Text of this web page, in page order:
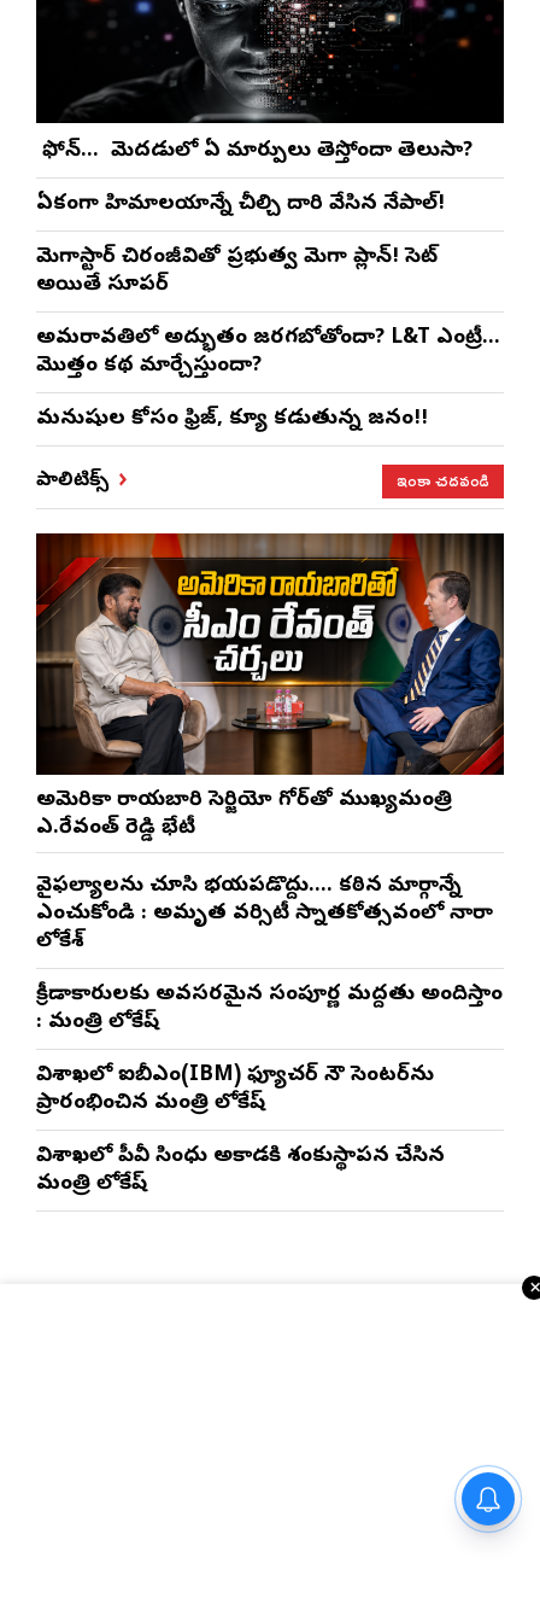
మీ ఫోన్… మీ మెదడులో ఏ మార్పులు తెస్తోందా తెలుసా?
ఏకంగా హిమాలయాన్నే చీల్చి దారి వేసిన నేపాల్!
మెగాస్టార్ చిరంజీవితో ప్రభుత్వ మెగా ప్లాన్! సెట్
అయితే సూపర్
అమరావతిలో అద్భుతం జరగబోతోందా? L&T ఎంట్రీ…
మొత్తం కథ మార్చేస్తుందా?
మనుషుల కోసం ఫ్రిజ్, క్యూ కడుతున్న జనం!!
పాలిటిక్స్ ఇంకా చదవండి
అమెరికా రాయబారి సెర్జియో గోర్‌తో ముఖ్యమంత్రి
ఎ.రేవంత్ రెడ్డి భేటీ
వైఫల్యాలను చూసి భయపడొద్దు…. కఠిన మార్గాన్నే
ఎంచుకోండి : అమృత వర్సిటీ స్నాతకోత్సవంలో నారా
లోకేశ్
క్రీడాకారులకు అవసరమైన సంపూర్ణ మద్దతు అందిస్తాం
: మంత్రి లోకేష్
విశాఖలో ఐబీఎం(IBM) ఫ్యూచర్ నౌ సెంటర్‌ను
ప్రారంభించిన మంత్రి లోకేష్
విశాఖలో పీవీ సింధు అకాడమీకి శంకుస్థాపన చేసిన
మంత్రి లోకేష్